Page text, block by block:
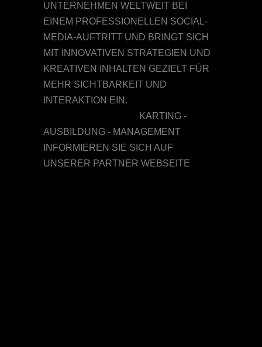
UNTERNEHMEN WELTWEIT BEI
EINEM PROFESSIONELLEN SOCIAL-
MEDIA-AUFTRITT UND BRINGT SICH
MIT INNOVATIVEN STRATEGIEN UND
KREATIVEN INHALTEN GEZIELT FÜR
MEHR SICHTBARKEIT UND
INTERAKTION EIN.
KARTING -
AUSBILDUNG - MANAGEMENT
INFORMIEREN SIE SICH AUF
UNSERER PARTNER WEBSEITE